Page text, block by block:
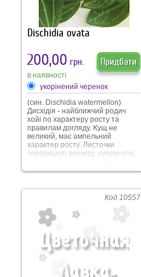
Dischidia ovata
200,00 грн. Придбати
в наявності
укорінений черенок
(син. Dischidia watermellon)
Дисхідія - найближчий родич
хойі по характеру росту та
правилам догляду. Кущ не
великий, має ампельний
характер росту. Листочки
середнього розміру, сукулентні,
темно-зеленого кольору та
прожилками. Візуально
нагадують смужки, як у кавуна.
росте та сама формує бокові
пагони. Навіть без квітів,
вигляд. Квіточки дуже дрібні,
зеленого кольору з жовтими
прожилками та бордовим
центром.
Код 10557